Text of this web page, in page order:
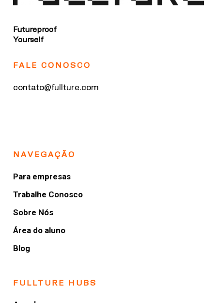
Futureproof
Yourself
FALE CONOSCO
contato@fullture.com
NAVEGAÇÃO
Para empresas
Trabalhe Conosco
Sobre Nós
Área do aluno
Blog
FULLTURE HUBS